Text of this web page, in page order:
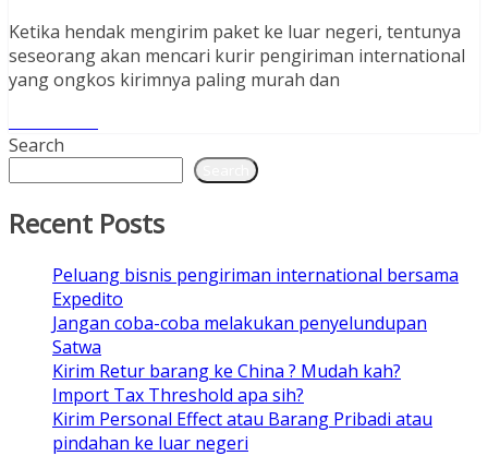
Ketika hendak mengirim paket ke luar negeri, tentunya
seseorang akan mencari kurir pengiriman international
yang ongkos kirimnya paling murah dan
Search
Recent Posts
Peluang bisnis pengiriman international bersama
Expedito
Jangan coba-coba melakukan penyelundupan
Satwa
Kirim Retur barang ke China ? Mudah kah?
Import Tax Threshold apa sih?
Kirim Personal Effect atau Barang Pribadi atau
pindahan ke luar negeri